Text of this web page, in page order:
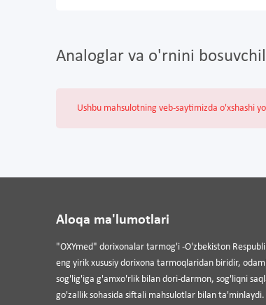
Analoglar va o'rnini
Ushbu mahsulotning veb-saytimizda o'xshashi
Aloqa ma'lumotlari
"OXYmed" dorixonalar tarmog'i -O'zbekiston
eng yirik xususiy dorixona tarmoqlaridan biridir,
sog'lig'iga g'amxo'rlik bilan dori-darmon, sog'liqni
go'zallik sohasida siftali mahsulotlar bilan ta'minlaydi.